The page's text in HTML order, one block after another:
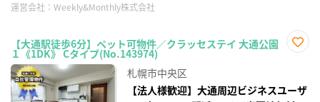
運営会社： Weekly&Monthly株式会社
【大通駅徒歩6分】ペット可物件／クラッセステイ 大通公園
１《1DK》 Cタイプ(No.143974)
録
札幌市中央区
【法人様歓迎】大通周辺ビジネスユーザ